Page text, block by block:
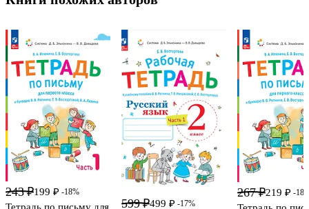
243 ₽199 ₽ -18%
599 ₽499 ₽ -17%
267 ₽219 ₽ -